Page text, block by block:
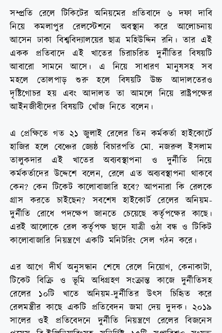
সম্প্রতি রেলে টিকিটের অনিয়মের প্রতিবাদে ৬ দফা দাবি
নিয়ে কমলাপুর রেলস্টেশনে অবস্থান করে আলোচনায়
আসেন ঢাকা বিশ্ববিদ্যালয়ের ছাত্র মহিউদ্দিন রনি। তার এই
একক প্রতিবাদে এই খাতের চিরাচরিত দুর্নীতির বিষয়টি
আবারো সামনে আসে। এ নিয়ে সাধারণ মানুষসহ সব
মহলে তোলপাড় শুরু হলে বিষয়টি উচ্চ আদালতেরও
দৃষ্টিগোচর হয় এবং আদালত তা আমলে নিয়ে রাষ্ট্রপক্ষের
আইনজীবীদের বিষয়টি খোঁজ নিতে বলেন।
এ প্রেক্ষিতে গত ২১ জুলাই রেলের তিন কর্মকর্তা হাইকোর্টে
হাজির হলে বেঞ্চের জ্যেষ্ঠ বিচারপতি মো. নজরুল ইসলাম
তালুকদার এই খাতের অব্যবস্থাপনা ও দুর্নীতি নিয়ে
কর্মকর্তাদের উদ্দেশে বলেন, রেলে এত অব্যবস্থাপনা থাকবে
কেন? কেন টিকেট কালোবাজারি হবে? আপনারা কি রেলকে
গ্রাস করতে চাইছেন? সবশেষ হাইকোর্ট রেলের অনিয়ম-
দুর্নীতি রোধে পদক্ষেপ জানতে চেয়েছে কর্তৃপক্ষের কাছে।
এরই আলোকে রেল কর্তৃপক্ষ ছাদে যাত্রী ওঠা বন্ধ ও টিকিট
কালোবাজারি নিয়ন্ত্রণে একটি মনিটরিং সেল গঠন করে।
এর আগে দীর্ঘ অনুসন্ধান শেষে রেলে নিয়োগ, কেনাকাটা,
টিকেট বিক্রি ও ভূমি অধিগ্রহণ সংক্রান্ত কাজে দুর্নীতিসহ
রেলের ১০টি খাতে অনিয়ম-দুর্নীতির উৎস চিহিৃত করে
রেলমন্ত্রীর কাছে একটি প্রতিবেদন জমা দেয় দুদক। ২০১৯
সালের ওই প্রতিবেদনে দুর্নীতি নিয়ন্ত্রণে রেলের বিজনেস